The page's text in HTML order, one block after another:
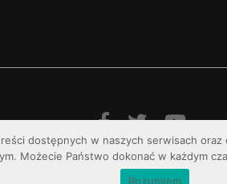
© Uniwersytet Jana
dostępnych w naszych serwisach
Możecie Państwo dokonać w każdym
Rozumiem